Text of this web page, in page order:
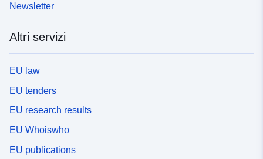
Newsletter
Altri servizi
EU law
EU tenders
EU research results
EU Whoiswho
EU publications